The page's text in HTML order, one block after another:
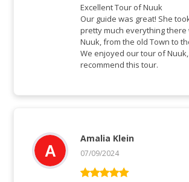
of 5
Excellent Tour of Nuuk
Our guide was great! She
pretty much everything there
Nuuk, from the old Town to
We enjoyed our tour of
recommend this tour.
Amalia Klein
07/09/2024